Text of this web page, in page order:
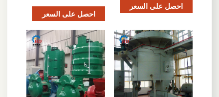
احصل على السعر
احصل على السعر